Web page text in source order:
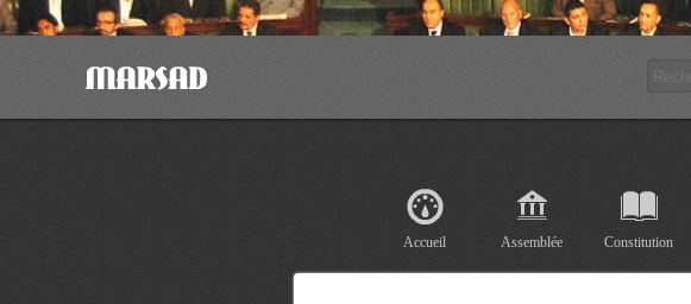
Accueil Assemblée Constitution